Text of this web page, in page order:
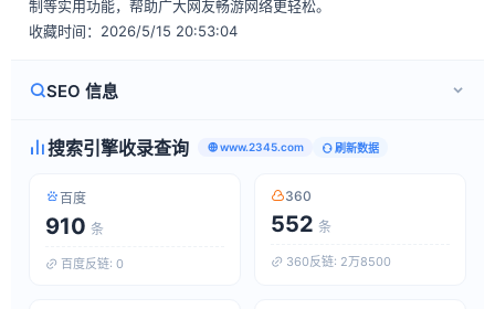
制等实用功能，帮助广大网友畅游网络更轻松。
收藏时间：2026/5/15 20:53:04
SEO 信息
搜索引擎收录查询 www.2345.com 刷新数据
百度
910 条
百度反链: 0
360
552 条
360反链: 2万8500